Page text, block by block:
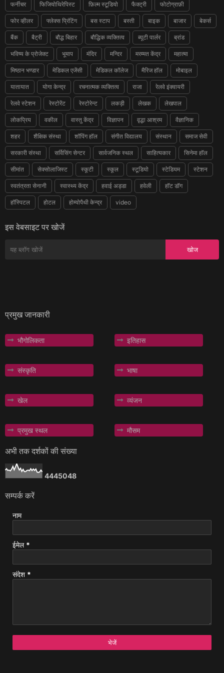
फर्नीचर फिजियोथिरेपिस्ट फ़िल्म स्टूडियो फैक्ट्री फोटोग्राफ़ी
फोर व्हीलर फ्लेक्स प्रिंटिंग बस स्टाप बस्ती बाइक बाजार बेकर्स
बैंक बैट्री बौद्ध बिहार बौद्धिक व्यक्तित्व ब्यूटी पार्लर ब्रांड
भविष्य के प्रोजेक्ट भूमाप मंदिर मन्दिर मरम्मत केंद्र महात्मा
मिष्ठान भण्डार मेडिकल एजेंसी मेडिकल कॉलेज मैरिज हॉल मोबाइल
यातायात योगा केन्द्र रचनात्मक व्यक्तित्व राजा रेलवे इंक्वायरी
रेलवे स्टेशन रेस्टोरेंट रेस्टोरेन्ट लकड़ी लेखक लेखपाल
लोकप्रिय वकील वास्तु केंद्र विज्ञापन वृद्धा आश्रम वैज्ञानिक
शहर शैक्षिक संस्था शॉपिंग हॉल संगीत विद्यालय संस्थान समाज सेवी
सरकारी संस्था सर्विसिंग सेन्टर सार्वजनिक स्थल साहित्यकार सिनेमा हॉल
सीमांत सेक्सोलाजिस्ट स्कूटी स्कूल स्टूडियो स्टेडियम स्टेशन
स्वतंत्रता सेनानी स्वास्थ्य केंद्र हवाई अड्डा हवेली हॉट डॉग
हॉस्पिटल होटल होम्योपैथी केन्द्र video
इस वेबसाइट पर खोजें
प्रमुख जानकारी
भौगोलिकता इतिहास
संस्कृति भाषा
खेल व्यंजन
प्रमुख स्थल मौसम
अभी तक दर्शकों की संख्या
4445048
सम्पर्क करें
नाम
ईमेल *
संदेश *